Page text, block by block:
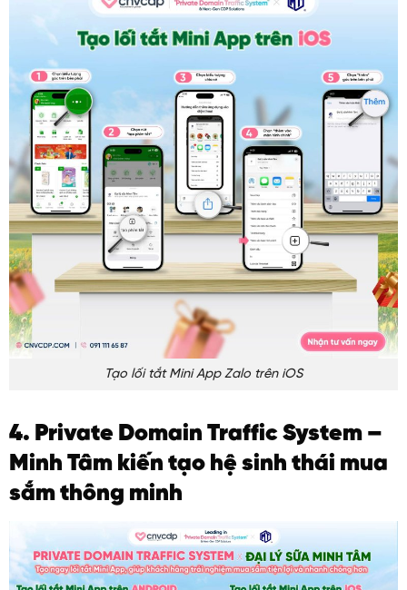
Tạo lối tắt Mini App Zalo trên iOS
4. Private Domain Traffic System –
Minh Tâm kiến tạo hệ sinh thái mua
sắm thông minh